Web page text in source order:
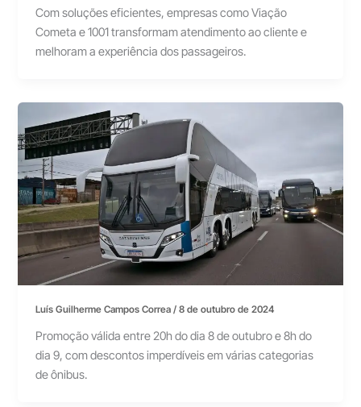
Com soluções eficientes, empresas como Viação
Cometa e 1001 transformam atendimento ao cliente e
melhoram a experiência dos passageiros.
Luís Guilherme Campos Correa/8 de outubro de 2024
Promoção válida entre 20h do dia 8 de outubro e 8h do
dia 9, com descontos imperdíveis em várias categorias
de ônibus.